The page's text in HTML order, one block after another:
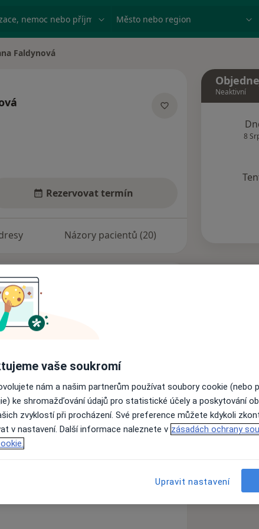
nemoc nebo příjmení Město nebo region
Faldynová
Rezervovat termín
Názory pacientů (20)
věnuji se terapií vnitřního
vztahů. Používám terapii
imaginace, tanečně - pohybové
i tarotovými archetypy, arteterapii,
Neaktivní
8
vaše soukromí
nám a našim partnerům používat soubory cookie (nebo
ke shromažďování údajů pro statistické účely a poskytování
zvyklostí při procházení. Své preference můžete kdykoli
v nastavení. Další informace naleznete v zásadách ochrany
Upravit nastavení